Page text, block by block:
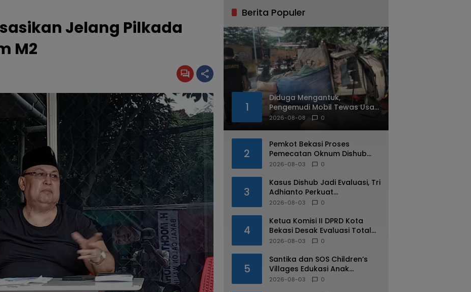
Jelang Pilkada
M2
Berita Populer
1
Diduga Mengantuk,
Pengemudi Mobil Tewas Usai
Tabrak Pohon di Jatiasih
2026-08-08 0
2
Pemkot Bekasi Proses
Pemecatan Oknum Dishub
Yang Diduga Lakukan Pungli
2026-08-03 0
3
Kasus Dishub Jadi Evaluasi, Tri
Adhianto Perkuat
Pengawasan Aparatur
2026-08-03 0
4
Ketua Komisi II DPRD Kota
Bekasi Desak Evaluasi Total
Usai Dugaan Pungli Oknum
2026-08-03 0
5
Santika dan SOS Children’s
Villages Edukasi Anak
Mengenal Industri Perhotelan
2026-08-03 0